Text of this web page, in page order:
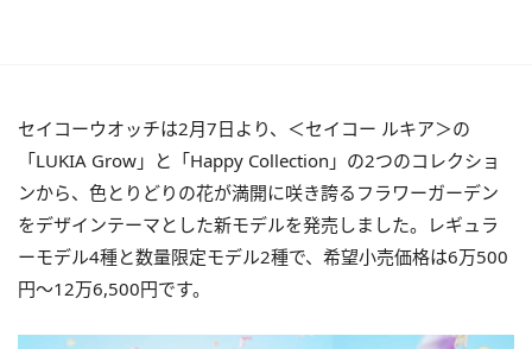
セイコーウオッチは2月7日より、＜セイコー ルキア＞の
「LUKIA Grow」と「Happy Collection」の2つのコレクショ
ンから、色とりどりの花が満開に咲き誇るフラワーガーデン
をデザインテーマとした新モデルを発売しました。レギュラ
ーモデル4種と数量限定モデル2種で、希望小売価格は6万500
円〜12万6,500円です。